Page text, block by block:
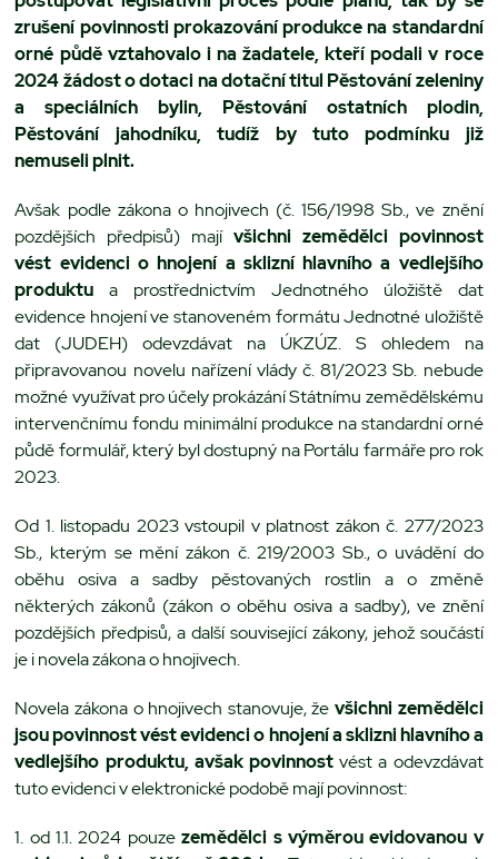
zrušení povinnosti prokazování produkce na standardní
orné půdě vztahovalo i na žadatele, kteří podali v roce
2024 žádost o dotaci na dotační titul Pěstování zeleniny
a speciálních bylin, Pěstování ostatních plodin,
Pěstování jahodníku, tudíž by tuto podmínku již
nemuseli plnit.
Avšak podle zákona o hnojivech (č. 156/1998 Sb., ve znění
pozdějších předpisů) mají všichni zemědělci povinnost
vést evidenci o hnojení a sklizní hlavního a vedlejšího
produktu a prostřednictvím Jednotného úložiště dat
evidence hnojení ve stanoveném formátu Jednotné uložiště
dat (JUDEH) odevzdávat na ÚKZÚZ. S ohledem na
připravovanou novelu nařízení vlády č. 81/2023 Sb. nebude
možné využívat pro účely prokázání Státnímu zemědělskému
intervenčnímu fondu minimální produkce na standardní orné
půdě formulář, který byl dostupný na Portálu farmáře pro rok
2023.
Od 1. listopadu 2023 vstoupil v platnost zákon č. 277/2023
Sb., kterým se mění zákon č. 219/2003 Sb., o uvádění do
oběhu osiva a sadby pěstovaných rostlin a o změně
některých zákonů (zákon o oběhu osiva a sadby), ve znění
pozdějších předpisů, a další související zákony, jehož součástí
je i novela zákona o hnojivech.
Novela zákona o hnojivech stanovuje, že všichni zemědělci
jsou povinnost vést evidenci o hnojení a sklizni hlavního a
vedlejšího produktu, avšak povinnost vést a odevzdávat
tuto evidenci v elektronické podobě mají povinnost:
1. od 1.1. 2024 pouzezemědělci s výměrou evidovanou v